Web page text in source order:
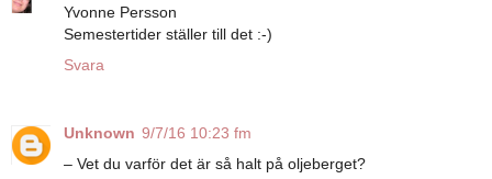
Yvonne Persson
Semestertider ställer till det :-)
Svara
Unknown 9/7/16 10:23 fm
– Vet du varför det är så halt på oljeberget?